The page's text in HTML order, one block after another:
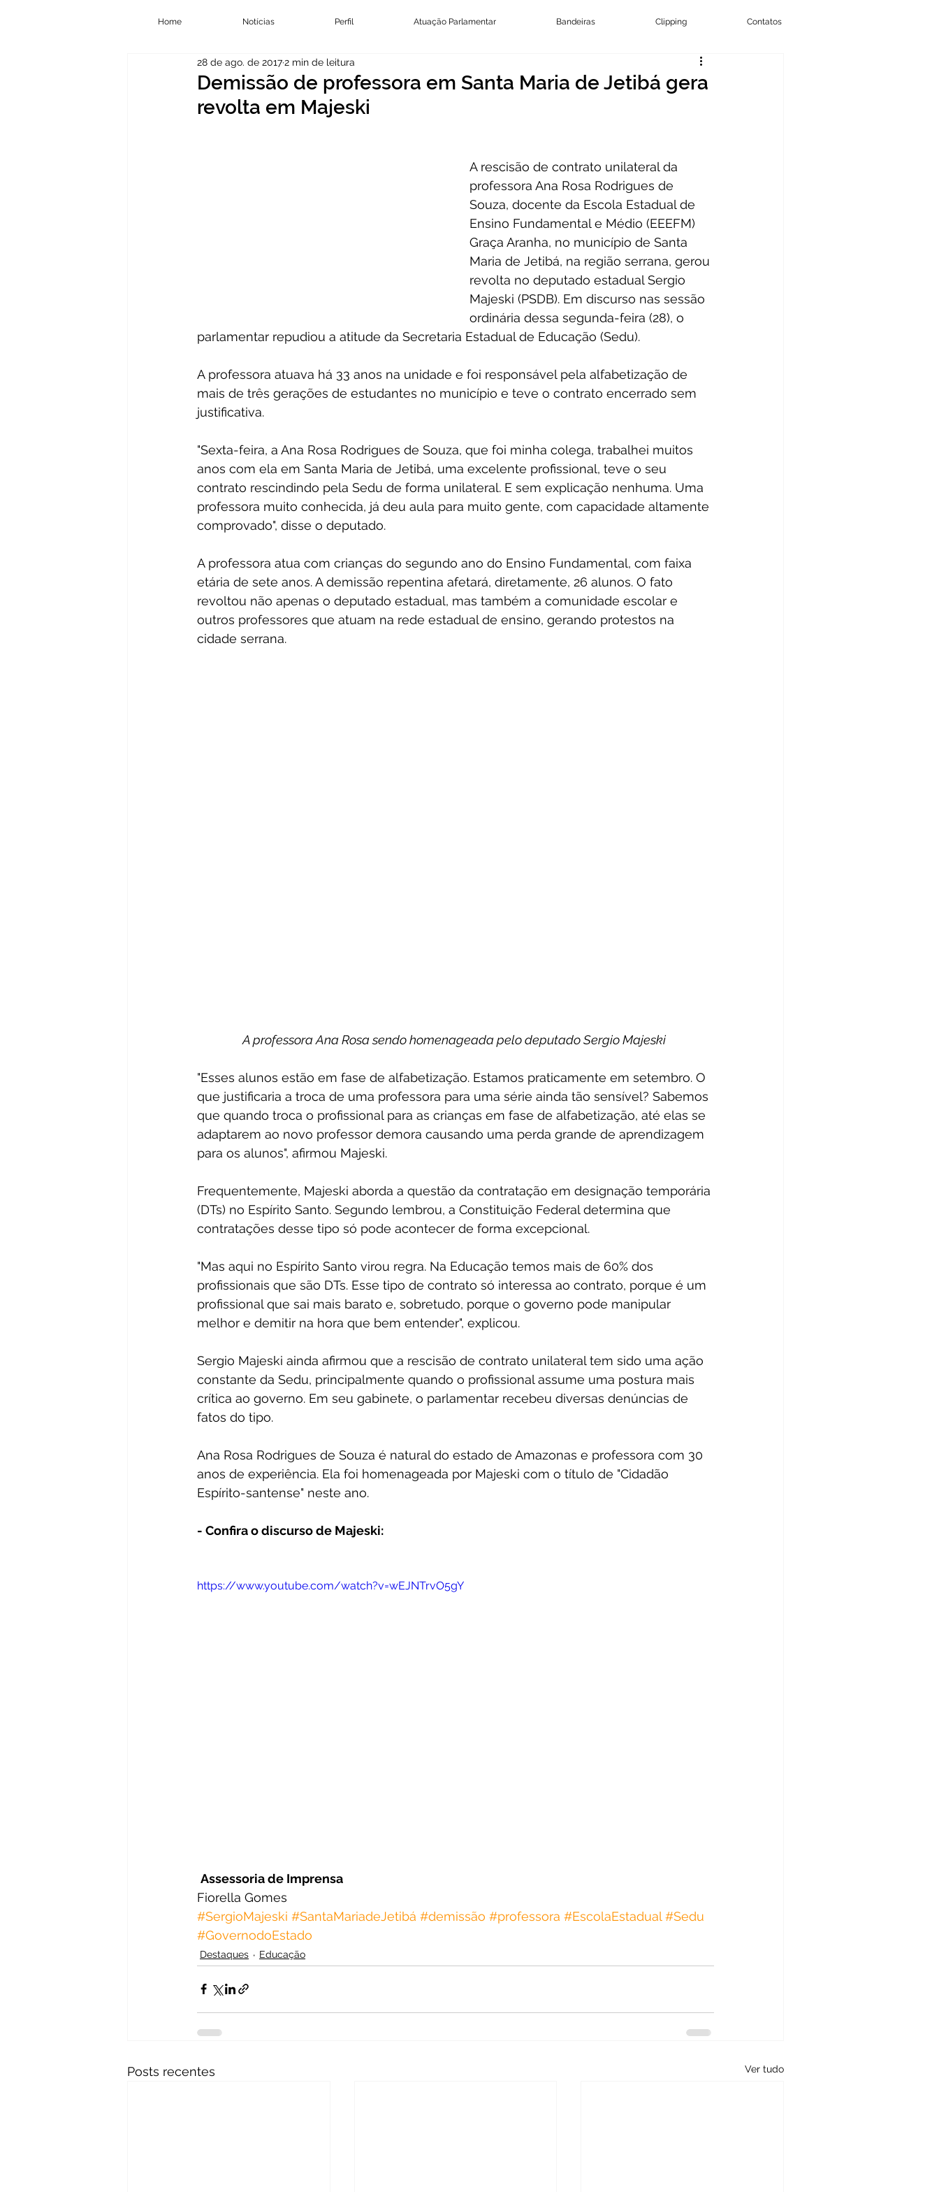
Home Notícias Perfil Atuação Parlamentar Bandeiras Clipping Contatos
Demissão de professora em Santa Maria de Jetibá gera
revolta em Majeski
28 de ago. de 20172 min de leitura
A rescisão de contrato unilateral da
professora Ana Rosa Rodrigues de
Souza, docente da Escola Estadual de
Ensino Fundamental e Médio (EEEFM)
Graça Aranha, no município de Santa
Maria de Jetibá, na região serrana, gerou
revolta no deputado estadual Sergio
Majeski (PSDB). Em discurso nas sessão
ordinária dessa segunda-feira (28), o
parlamentar repudiou a atitude da Secretaria Estadual de Educação (Sedu).
A professora atuava há 33 anos na unidade e foi responsável pela alfabetização de
mais de três gerações de estudantes no município e teve o contrato encerrado sem
justificativa.
"Sexta-feira, a Ana Rosa Rodrigues de Souza, que foi minha colega, trabalhei muitos
anos com ela em Santa Maria de Jetibá, uma excelente profissional, teve o seu
contrato rescindindo pela Sedu de forma unilateral. E sem explicação nenhuma. Uma
professora muito conhecida, já deu aula para muito gente, com capacidade altamente
comprovado", disse o deputado.
A professora atua com crianças do segundo ano do Ensino Fundamental, com faixa
etária de sete anos. A demissão repentina afetará, diretamente, 26 alunos. O fato
revoltou não apenas o deputado estadual, mas também a comunidade escolar e
outros professores que atuam na rede estadual de ensino, gerando protestos na
cidade serrana.
A professora Ana Rosa sendo homenageada pelo deputado Sergio Majeski
"Esses alunos estão em fase de alfabetização. Estamos praticamente em setembro. O
que justificaria a troca de uma professora para uma série ainda tão sensível? Sabemos
que quando troca o profissional para as crianças em fase de alfabetização, até elas se
adaptarem ao novo professor demora causando uma perda grande de aprendizagem
para os alunos", afirmou Majeski.
Frequentemente, Majeski aborda a questão da contratação em designação temporária
(DTs) no Espírito Santo. Segundo lembrou, a Constituição Federal determina que
contratações desse tipo só pode acontecer de forma excepcional.
"Mas aqui no Espírito Santo virou regra. Na Educação temos mais de 60% dos
profissionais que são DTs. Esse tipo de contrato só interessa ao contrato, porque é um
profissional que sai mais barato e, sobretudo, porque o governo pode manipular
melhor e demitir na hora que bem entender", explicou.
Sergio Majeski ainda afirmou que a rescisão de contrato unilateral tem sido uma ação
constante da Sedu, principalmente quando o profissional assume uma postura mais
crítica ao governo. Em seu gabinete, o parlamentar recebeu diversas denúncias de
fatos do tipo.
Ana Rosa Rodrigues de Souza é natural do estado de Amazonas e professora com 30
anos de experiência. Ela foi homenageada por Majeski com o título de "Cidadão
Espírito-santense" neste ano.
- Confira o discurso de Majeski:
https://www.youtube.com/watch?v=wEJNTrvO5gY
Assessoria de Imprensa
Fiorella Gomes
#SergioMajeski #SantaMariadeJetibá #demissão #professora #EscolaEstadual #Sedu
#GovernodoEstado
Destaques Educação
Posts recentes Ver tudo